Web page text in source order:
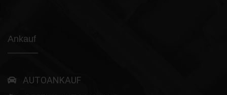
Ankauf
AUTOANKAUF